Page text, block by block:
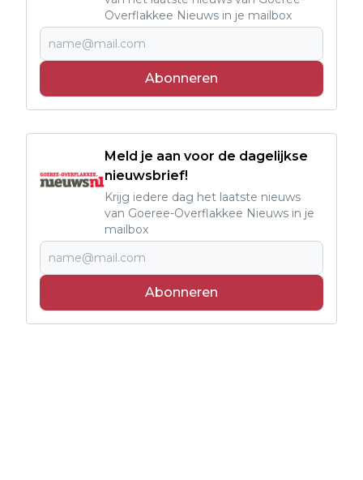
Overflakkee Nieuws in je mailbox
Abonneren
Meld je aan voor de dagelijkse
nieuwsbrief!
Krijg iedere dag het laatste nieuws
van Goeree-Overflakkee Nieuws in je
mailbox
Abonneren